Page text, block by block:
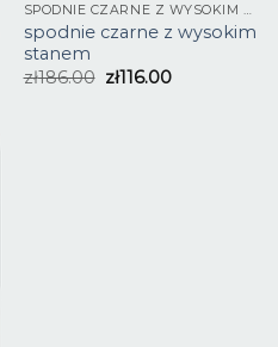
SPODNIE CZARNE Z WYSOKIM STANEM
spodnie czarne z wysokim
stanem
zł186.00 zł116.00